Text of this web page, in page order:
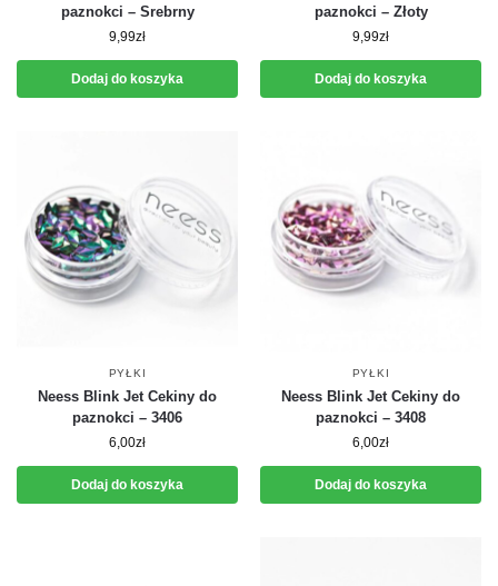
paznokci – Srebrny
9,99zł
Dodaj do koszyka
paznokci – Złoty
9,99zł
Dodaj do koszyka
PYŁKI
Neess Blink Jet Cekiny do
paznokci – 3406
6,00zł
Dodaj do koszyka
PYŁKI
Neess Blink Jet Cekiny do
paznokci – 3408
6,00zł
Dodaj do koszyka